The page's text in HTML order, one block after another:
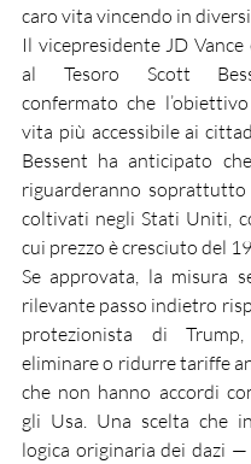
caro vita vincendo in
Il vicepresidente JD
al Tesoro Scott
confermato che
vita più accessibile ai
Bessent ha anticipato
riguarderanno
coltivati negli Stati Uniti,
cui prezzo è cresciuto del
Se approvata, la misura
rilevante passo indietro
protezionista di
eliminare o ridurre tariffe
che non hanno accordi
gli Usa. Una scelta che
logica originaria dei dazi